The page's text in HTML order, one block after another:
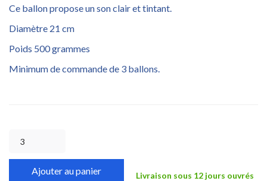
Ce ballon propose un son clair et tintant.
Diamètre 21 cm
Poids 500 grammes
Minimum de commande de 3 ballons.
Ajouter au panier Livraison sous 12 jours ouvrés